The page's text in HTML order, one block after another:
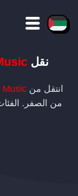
نقل
انتقل منMusic
من الصفر.